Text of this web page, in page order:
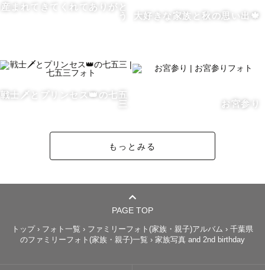
が「楽しい撮影体験」をお届けし
任せてください！！
【どんな撮影体験なの？】
楽しい撮影体験を行うために必要なことは
皆さまと仲良くなり恥ずかしいなんて忘れるくらい楽しむ
本来の撮影日までの流れといたしましては
ご依頼をいただく→メッセージにて打ち合わせ→撮影当日
なのですが
メッセージをした後にもしお忙しくなければ撮影前に電話
産まれてきてくれてありがと
う
大好きな家族と秋の思い出🍁
戦士🗡️とプリンセス👑の七五
三
お宮参り
もっとみる
PAGE TOP
トップ › フォト一覧 › ファミリーフォト(家族・親子)アルバム › 千葉県
のファミリーフォト(家族・親子)一覧 › 家族写真 and 2nd birthday